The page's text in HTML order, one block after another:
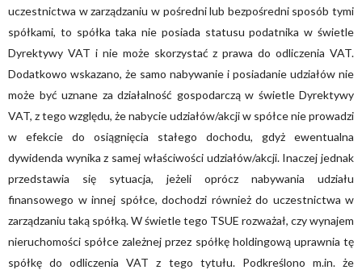
uczestnictwa w zarządzaniu w pośredni lub bezpośredni sposób tymi
spółkami, to spółka taka nie posiada statusu podatnika w świetle
Dyrektywy VAT i nie może skorzystać z prawa do odliczenia VAT.
Dodatkowo wskazano, że samo nabywanie i posiadanie udziałów nie
może być uznane za działalność gospodarczą w świetle Dyrektywy
VAT, z tego względu, że nabycie udziałów/akcji w spółce nie prowadzi
w efekcie do osiągnięcia stałego dochodu, gdyż ewentualna
dywidenda wynika z samej właściwości udziałów/akcji. Inaczej jednak
przedstawia się sytuacja, jeżeli oprócz nabywania udziału
finansowego w innej spółce, dochodzi również do uczestnictwa w
zarządzaniu taką spółką. W świetle tego TSUE rozważał, czy wynajem
nieruchomości spółce zależnej przez spółkę holdingową uprawnia tę
spółkę do odliczenia VAT z tego tytułu. Podkreślono m.in. że